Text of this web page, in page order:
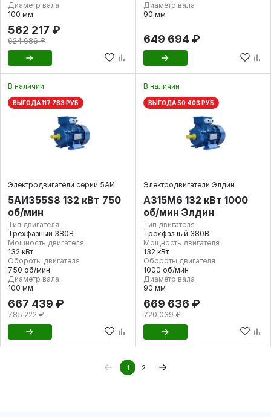
Диаметр вала
100 мм
562 217 ₽
624 686 ₽
Диаметр вала
90 мм
649 694 ₽
В наличии
ВЫГОДА 117 783 РУБ
Электродвигатели серии 5АИ
5АИ355S8 132 кВт 750
об/мин
Тип двигателя
Трехфазный 380В
Мощность двигателя
132 кВт
Обороты двигателя
750 об/мин
Диаметр вала
100 мм
667 439 ₽
785 222 ₽
В наличии
ВЫГОДА 50 403 РУБ
Электродвигатели Элдин
А315М6 132 кВт 1000
об/мин Элдин
Тип двигателя
Трехфазный 380В
Мощность двигателя
132 кВт
Обороты двигателя
1000 об/мин
Диаметр вала
90 мм
669 636 ₽
720 039 ₽
1 2